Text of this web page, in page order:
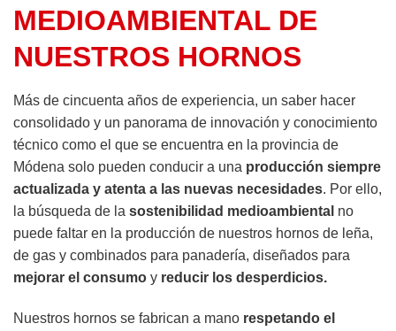
MEDIOAMBIENTAL DE
NUESTROS HORNOS
Más de cincuenta años de experiencia, un saber hacer
consolidado y un panorama de innovación y conocimiento
técnico como el que se encuentra en la provincia de
Módena solo pueden conducir a una producción siempre
actualizada y atenta a las nuevas necesidades. Por ello,
la búsqueda de la sostenibilidad medioambiental no
puede faltar en la producción de nuestros hornos de leña,
de gas y combinados para panadería, diseñados para
mejorar el consumo y reducir los desperdicios.
Nuestros hornos se fabrican a mano respetando el